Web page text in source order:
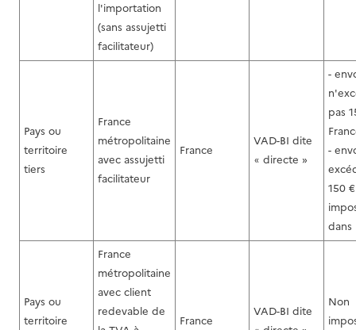
l'importation
(sans assujetti
facilitateur)
Pays ou
territoire
tiers
France
métropolitaine
avec assujetti
facilitateur
France
VAD-BI dite
« directe »
-
pas
-
150
dans
Pays ou
territoire
France
métropolitaine
avec client
redevable de
France
VAD-BI dite
Non